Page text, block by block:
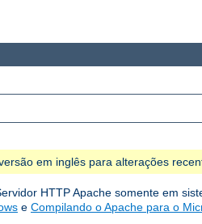
em inglês para alterações
HTTP Apache somente em
e Compilando o Apache para o